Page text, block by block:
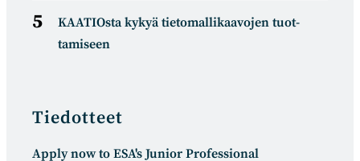
KAATIOsta kykyä tietomal­likaa­vojen tuot­
tamiseen
Tiedotteet
Apply now to ESA's Junior Professional